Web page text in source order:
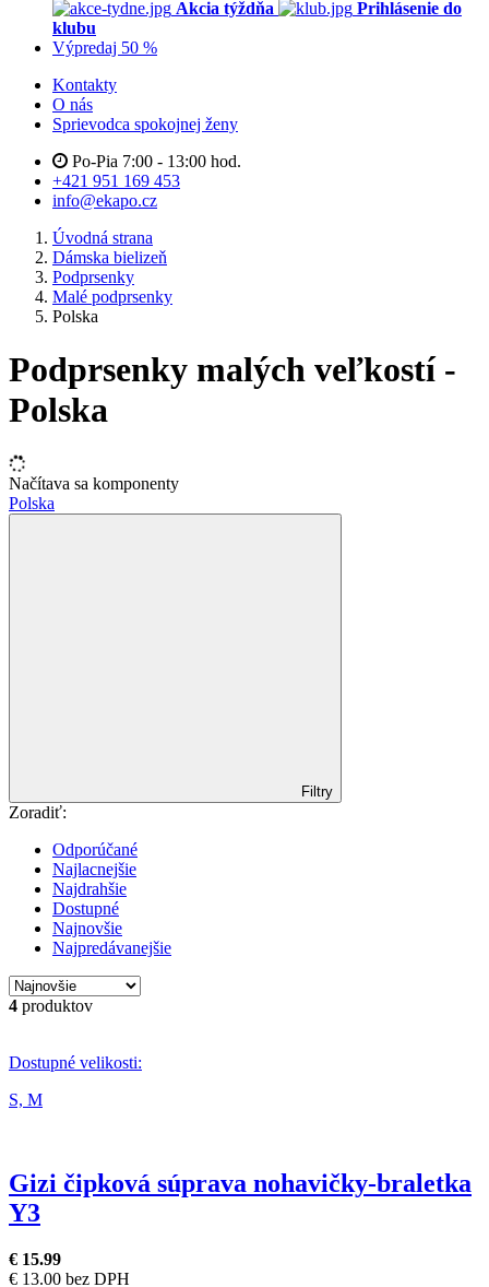
Akcia týždňa
Prihlásenie do
klubu
Výpredaj 50 %
Kontakty
O nás
Sprievodca spokojnej ženy
Po-Pia 7:00 - 13:00 hod.
+421 951 169 453
info@ekapo.cz
Úvodná strana
Dámska bielizeň
Podprsenky
Malé podprsenky
Polska
Podprsenky malých veľkostí -
Polska
Načítava sa komponenty
Polska
Filtry
Zoradiť:
Odporúčané
Najlacnejšie
Najdrahšie
Dostupné
Najnovšie
Najpredávanejšie
4 produktov
Dostupné velikosti:
S, M
Gizi čipková súprava nohavičky-braletka
Y3
€ 15.99
€ 13.00 bez DPH